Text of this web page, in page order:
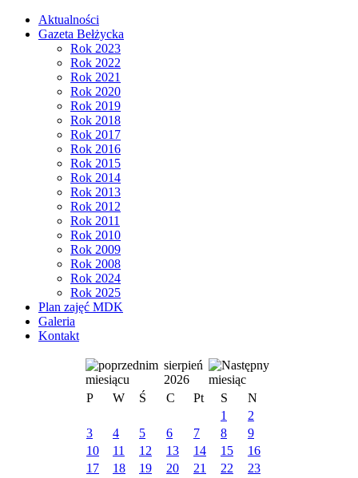
Aktualności
Gazeta Bełżycka
Rok 2023
Rok 2022
Rok 2021
Rok 2020
Rok 2019
Rok 2018
Rok 2017
Rok 2016
Rok 2015
Rok 2014
Rok 2013
Rok 2012
Rok 2011
Rok 2010
Rok 2009
Rok 2008
Rok 2024
Rok 2025
Plan zajęć MDK
Galeria
Kontakt
sierpień
2026
P
W Ś C Pt S
N
1
2
3
4 5 6 7 8
9
10
11 12 13 14 15
16
17
18 19 20 21 22
23